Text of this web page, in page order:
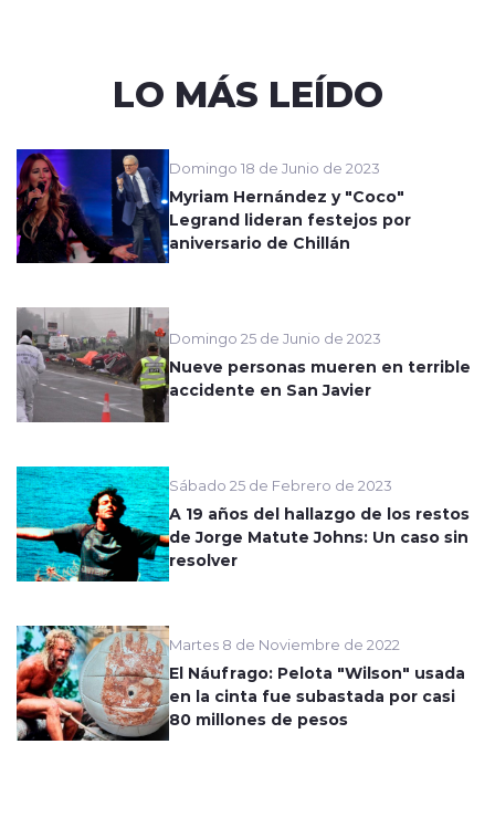
LO MÁS LEÍDO
Domingo 18 de Junio de 2023
Myriam Hernández y "Coco"
Legrand lideran festejos por
aniversario de Chillán
Domingo 25 de Junio de 2023
Nueve personas mueren en terrible
accidente en San Javier
Sábado 25 de Febrero de 2023
A 19 años del hallazgo de los restos
de Jorge Matute Johns: Un caso sin
resolver
Martes 8 de Noviembre de 2022
El Náufrago: Pelota "Wilson" usada
en la cinta fue subastada por casi
80 millones de pesos